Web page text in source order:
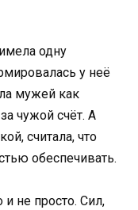
одну
у неё
мужей как
чужой счёт. А
считала, что
обеспечивать.
не просто. Сил,